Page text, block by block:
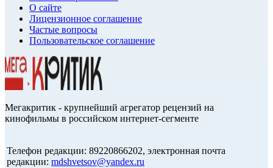
О сайте
Лицензионное соглашение
Частые вопросы
Пользовательское соглашение
Мегакритик - крупнейший агрегатор рецензий на
кинофильмы в российском интернет-сегменте
Телефон редакции: 89220866202, электронная почта
редакции: mdshvetsov@yandex.ru